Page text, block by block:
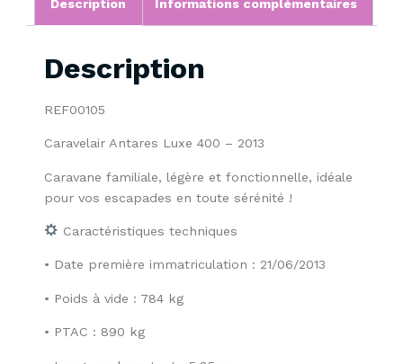
Description Informations complémentaires
Description
REF00105
Caravelair Antares Luxe 400 – 2013
Caravane familiale, légère et fonctionnelle, idéale
pour vos escapades en toute sérénité !
Caractéristiques techniques
• Date première immatriculation : 21/06/2013
• Poids à vide : 784 kg
• PTAC : 890 kg